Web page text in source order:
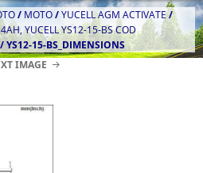
/ MOTO/YUCELL AGM ACTIVATE/
YUCELL YS12-15-BS COD
/YS12-15-BS_DIMENSIONS
IMAGE